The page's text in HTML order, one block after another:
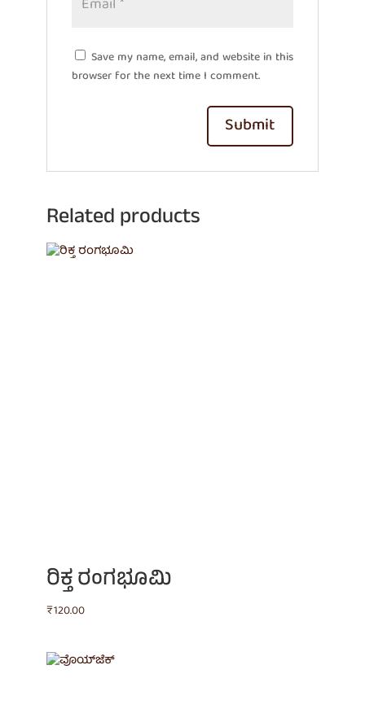
Save my name, email, and website in this
browser for the next time I comment.
Related products
ರಿಕ್ತ ರಂಗಭೂಮಿ
₹120.00